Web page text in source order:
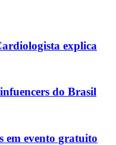
explica
do Brasil
em evento gratuito